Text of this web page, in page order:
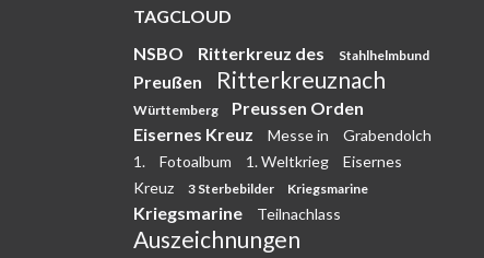
TAGCLOUD
NSBO
Ritterkreuz des Stahlhelmbund
Preußen Ritterkreuznach
Württemberg
Preussen Orden
Eisernes Kreuz
Messe in
Grabendolch
1.
Fotoalbum 1. Weltkrieg
Eisernes
Kreuz
3 Sterbebilder Kriegsmarine
Kriegsmarine Teilnachlass
Auszeichnungen